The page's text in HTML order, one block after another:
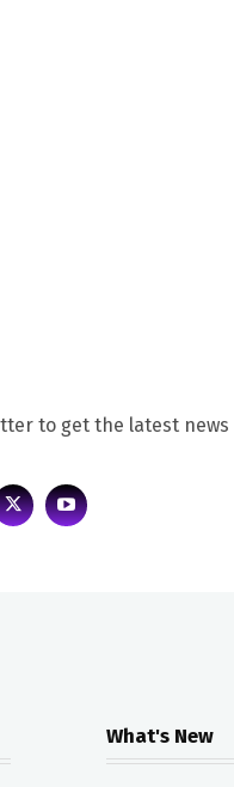
to get the latest
What's New